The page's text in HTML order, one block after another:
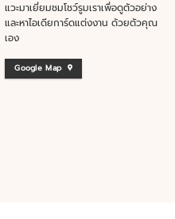
แวะมาเยี่ยมชมโชว์รูมเราเพื่อดูตัวอย่าง
และหาไอเดียการ์ดแต่งงาน ด้วยตัวคุณ
เอง
Google Map